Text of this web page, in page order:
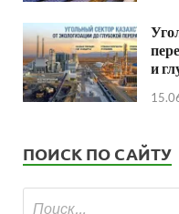
и
ПОИСК ПО САЙТУ